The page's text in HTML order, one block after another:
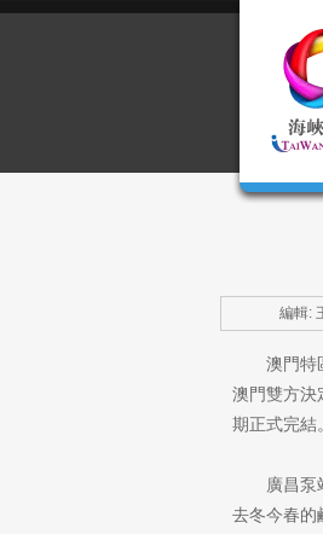
編輯:
澳門特
澳門雙方決
期正式完結。
廣昌
去冬今春的